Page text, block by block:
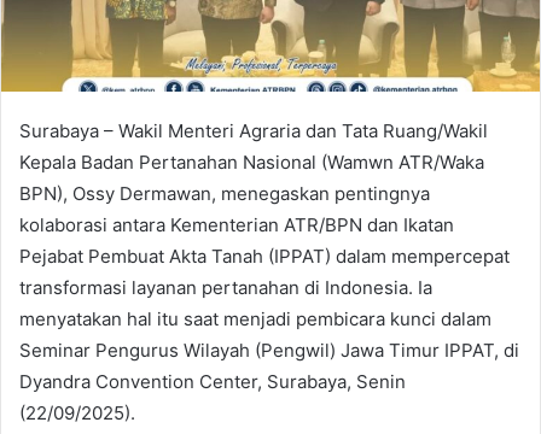
Surabaya – Wakil Menteri Agraria dan Tata Ruang/Wakil
Kepala Badan Pertanahan Nasional (Wamwn ATR/Waka
BPN), Ossy Dermawan, menegaskan pentingnya
kolaborasi antara Kementerian ATR/BPN dan Ikatan
Pejabat Pembuat Akta Tanah (IPPAT) dalam mempercepat
transformasi layanan pertanahan di Indonesia. Ia
menyatakan hal itu saat menjadi pembicara kunci dalam
Seminar Pengurus Wilayah (Pengwil) Jawa Timur IPPAT, di
Dyandra Convention Center, Surabaya, Senin
(22/09/2025).